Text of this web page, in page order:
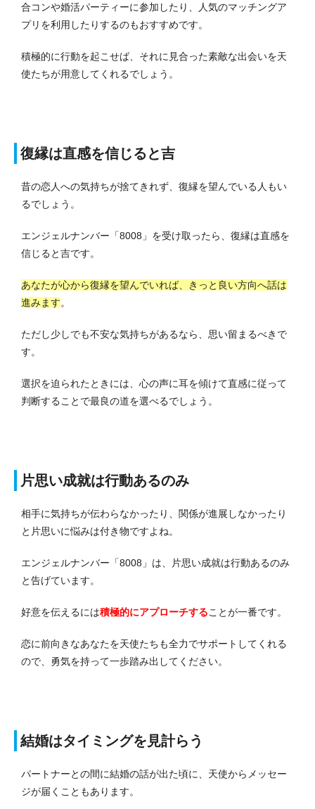
合コンや婚活パーティーに参加したり、人気のマッチングア
プリを利用したりするのもおすすめです。
積極的に行動を起こせば、それに見合った素敵な出会いを天
使たちが用意してくれるでしょう。
復縁は直感を信じると吉
昔の恋人への気持ちが捨てきれず、復縁を望んでいる人もい
るでしょう。
エンジェルナンバー「8008」を受け取ったら、復縁は直感を
信じると吉です。
あなたが心から復縁を望んでいれば、きっと良い方向へ話は
進みます。
ただし少しでも不安な気持ちがあるなら、思い留まるべきで
す。
選択を迫られたときには、心の声に耳を傾けて直感に従って
判断することで最良の道を選べるでしょう。
片思い成就は行動あるのみ
相手に気持ちが伝わらなかったり、関係が進展しなかったり
と片思いに悩みは付き物ですよね。
エンジェルナンバー「8008」は、片思い成就は行動あるのみ
と告げています。
好意を伝えるには積極的にアプローチすることが一番です。
恋に前向きなあなたを天使たちも全力でサポートしてくれる
ので、勇気を持って一歩踏み出してください。
結婚はタイミングを見計らう
パートナーとの間に結婚の話が出た頃に、天使からメッセー
ジが届くこともあります。